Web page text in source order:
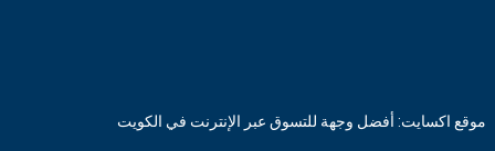
موقع اكسايت: أفضل وجهة للتسوق عبر الإنترنت في الكويت